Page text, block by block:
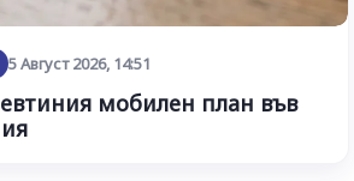
5 Август 2026, 14:51
мобилен план във